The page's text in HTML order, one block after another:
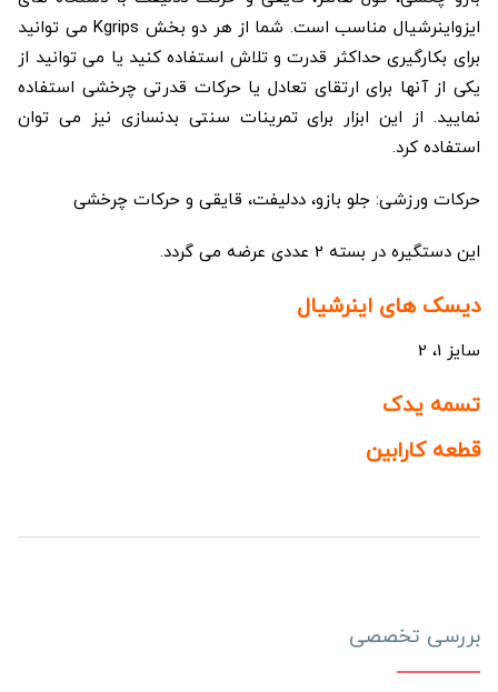
ایزواینرشیال مناسب است. شما از هر دو بخش Kgrips می­ توانید
برای بکارگیری حداکثر قدرت و تلاش استفاده کنید یا می­ توانید از
یکی از آنها برای ارتقای تعادل یا حرکات قدرتی چرخشی استفاده
نمایید. از این ابزار برای تمرینات سنتی بدنسازی نیز می ­توان
استفاده کرد.
حرکات ورزشی: جلو بازو، ددلیفت، قایقی و حرکات چرخشی
این دستگیره در بسته 2 عددی عرضه می گردد.
دیسک های اینرشیال
سایز 1، 2
تسمه یدک
قطعه کارابین
بررسی تخصصی